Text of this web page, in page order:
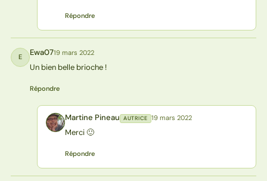
Répondre
E Ewa0719 mars 2022
Un bien belle brioche !
Répondre
MP Martine Pineau AUTRICE 19 mars 2022
Merci 🙂
Répondre